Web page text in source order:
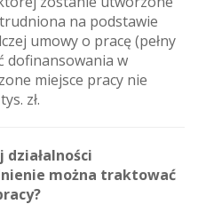
na podstawie
umowy o pracę (pełny
dofinansowania w
miejsce pracy nie
zł.
działalności
można traktować